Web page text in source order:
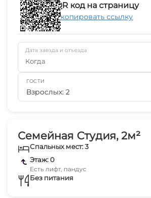
Семейная Студия, 2м²
Спальных мест: 3
Этаж: 0
Есть лифт, пандус
Без питания
QR код на страницу
Скопировать ссылку
Дата заезда и отъезда
Когда
ГОСТИ
Взрослых: 2